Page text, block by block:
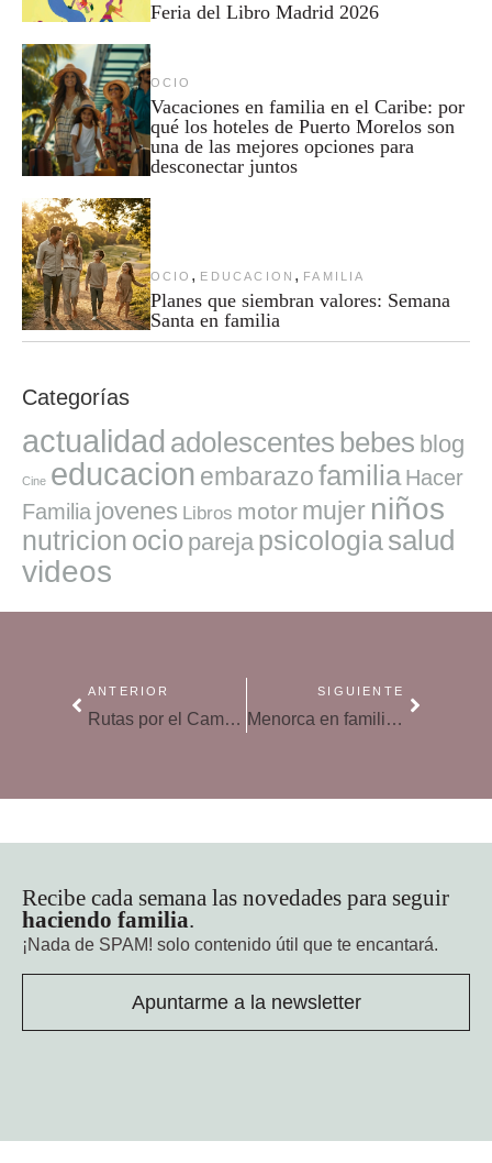
Feria del Libro Madrid 2026
OCIO
Vacaciones en familia en el Caribe: por
qué los hoteles de Puerto Morelos son
una de las mejores opciones para
desconectar juntos
OCIO , EDUCACION , FAMILIA
Planes que siembran valores: Semana
Santa en familia
Categorías
actualidad adolescentes bebes blog
Cine educacion embarazofamilia Hacer
Familia jovenes Libros motor mujer niños
nutricion ocio pareja psicologiasalud
videos
ANTERIOR
Rutas por el Camino de Santiago en familia
SIGUIENTE
Menorca en familia, un destino diferente
Recibe cada semana las novedades para seguir
haciendo familia.
¡Nada de SPAM! solo contenido útil que te encantará.
Apuntarme a la newsletter